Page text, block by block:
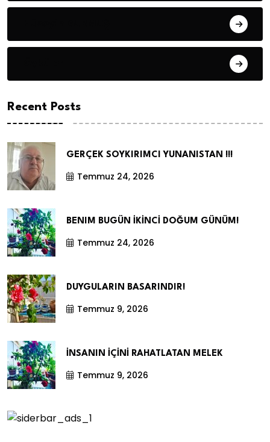
Recent Posts
GERÇEK SOYKIRIMCI YUNANISTAN !!!
Temmuz 24, 2026
BENIM BUGÜN İKİNCİ DOĞUM GÜNÜM!
Temmuz 24, 2026
DUYGULARIN BASARINDIR!
Temmuz 9, 2026
İNSANIN İÇİNİ RAHATLATAN MELEK
Temmuz 9, 2026